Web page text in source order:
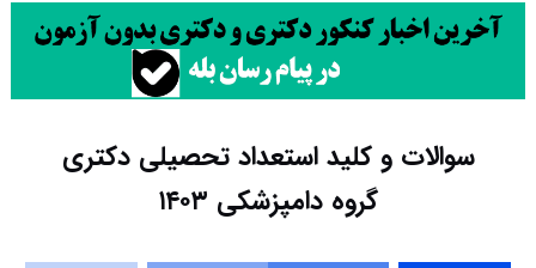
سوالات و کلید استعداد تحصیلی دکتری
گروه دامپزشکی ۱۴۰۳